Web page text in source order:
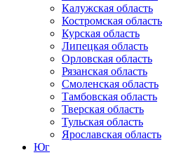
Калужская область
Костромская область
Курская область
Липецкая область
Орловская область
Рязанская область
Смоленская область
Тамбовская область
Тверская область
Тульская область
Ярославская область
Юг